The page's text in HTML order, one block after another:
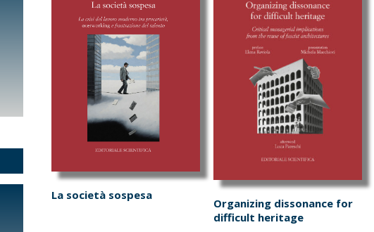
recente
La società sospesa
Organizing dissonance for
difficult heritage